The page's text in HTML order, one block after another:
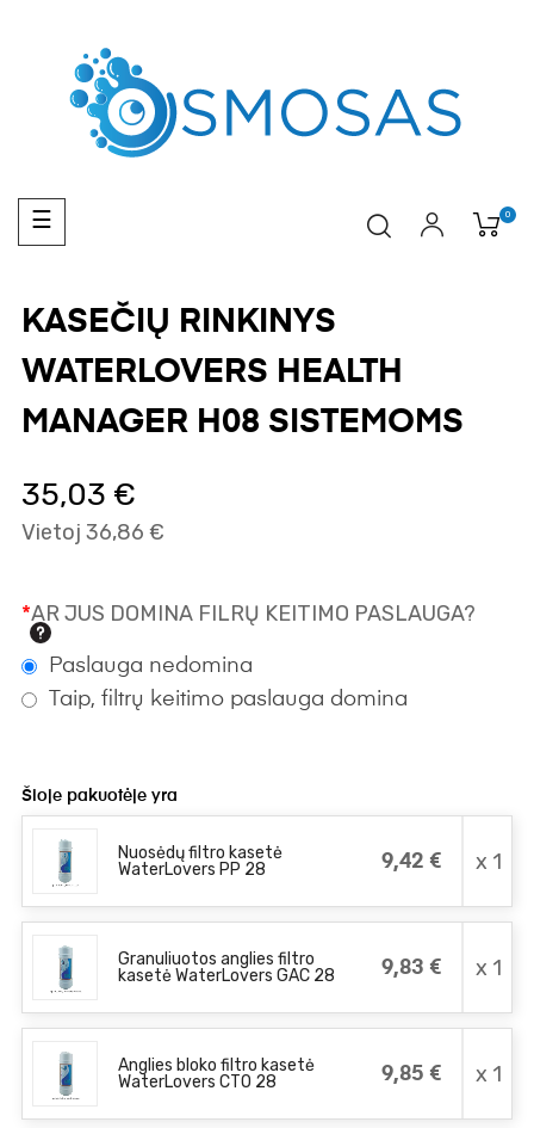
Toggle
navigation
☰ 0
KASEČIŲ RINKINYS
WATERLOVERS HEALTH
MANAGER H08 SISTEMOMS
35,03 €
Vietoj 36,86 €
*AR JUS DOMINA FILRŲ KEITIMO PASLAUGA?
Paslauga nedomina
Taip, filtrų keitimo paslauga domina
Šioje pakuotėje yra
Nuosėdų filtro kasetė
WaterLovers PP 28
9,42 € x 1
Granuliuotos anglies filtro
kasetė WaterLovers GAC 28
9,83 € x 1
Anglies bloko filtro kasetė
WaterLovers CTO 28
9,85 € x 1